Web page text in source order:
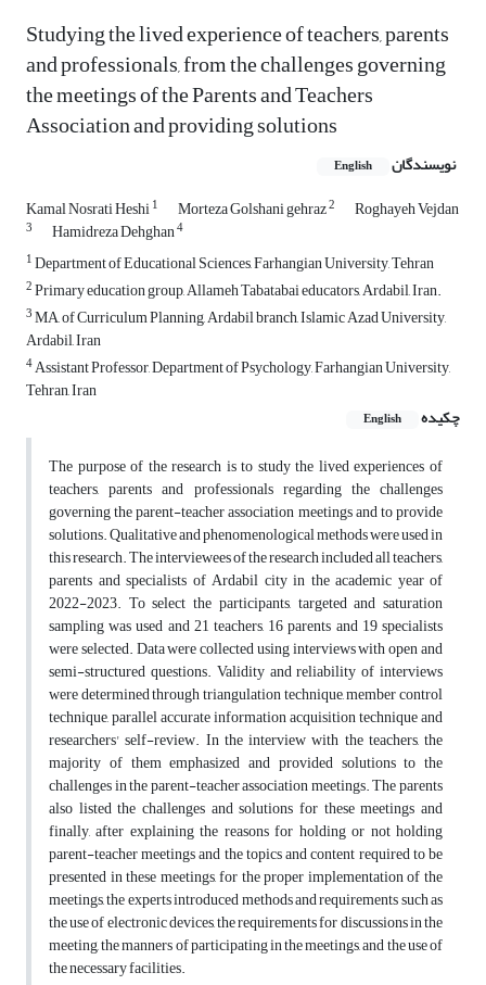
Studying the lived experience of teachers, parents
and professionals, from the challenges governing
the meetings of the Parents and Teachers
Association and providing solutions
نویسندگان English
Kamal Nosrati Heshi1 Morteza Golshani gehraz2 Roghayeh Vejdan
3 Hamidreza Dehghan4
1Department of Educational Sciences, Farhangian University, Tehran
2Primary education group, Allameh Tabatabai educators, Ardabil, Iran.
3MA, of Curriculum Planning, Ardabil branch, Islamic Azad University,
Ardabil, Iran
4Assistant Professor, Department of Psychology, Farhangian University,
Tehran, Iran
چکیده
English
The purpose of the research is to study the lived experiences of
teachers, parents and professionals regarding the challenges
governing the parent-teacher association meetings and to provide
solutions. Qualitative and phenomenological methods were used in
this research. The interviewees of the research included all teachers,
parents and specialists of Ardabil city in the academic year of
2022-2023. To select the participants, targeted and saturation
sampling was used and 21 teachers, 16 parents and 19 specialists
were selected. Data were collected using interviews with open and
semi-structured questions. Validity and reliability of interviews
were determined through triangulation technique, member control
technique, parallel accurate information acquisition technique and
researchers' self-review. In the interview with the teachers, the
majority of them emphasized and provided solutions to the
challenges in the parent-teacher association meetings. The parents
also listed the challenges and solutions for these meetings and
finally, after explaining the reasons for holding or not holding
parent-teacher meetings and the topics and content required to be
presented in these meetings, for the proper implementation of the
meetings, the experts introduced methods and requirements such as
the use of electronic devices, the requirements for discussions in the
meeting, the manners of participating in the meetings, and the use of
the necessary facilities.